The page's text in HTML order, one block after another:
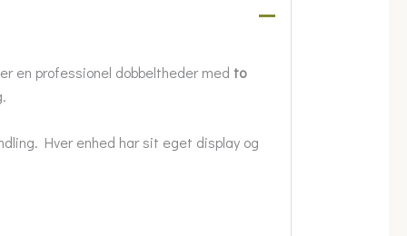
en professionel dobbeltheder med to
Hver enhed har sit eget display og